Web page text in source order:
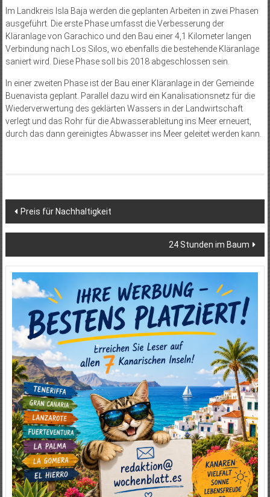
Im Landkreis Isla Baja werden die geplanten Arbeiten in zwei Phasen
ausgeführt. Die erste Phase umfasst die Verbesserung der
Kläranlage von Garachico und den Bau einer 4,1 Kilometer langen
Verbindung nach Los Silos, wo ebenfalls die bestehende Kläranlage
saniert wird. Diese Phase soll bis 2018 abgeschlossen sein.
In einer zweiten Phase ist der Bau einer Kläranlage in der Gemeinde
Buenavista geplant. Parallel dazu wird ein Kanalisationsnetz für die
Wiederverwertung des geklärten Wassers in der Landwirtschaft
verlegt und das Rohr für die Abwasserableitung ins Meer erneuert,
durch das dann gereinigtes Abwasser ins Meer geleitet werden kann.
Beitragsnavigation
Preis für Nachhaltigkeit
24 Stunden im Baum